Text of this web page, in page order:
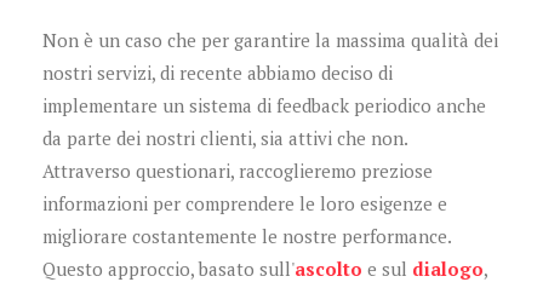
Non è un caso che per garantire la massima qualità dei
nostri servizi, di recente abbiamo deciso di
implementare un sistema di feedback periodico anche
da parte dei nostri clienti, sia attivi che non.
Attraverso questionari, raccoglieremo preziose
informazioni per comprendere le loro esigenze e
migliorare costantemente le nostre performance.
Questo approccio, basato sull'ascolto e sul dialogo,